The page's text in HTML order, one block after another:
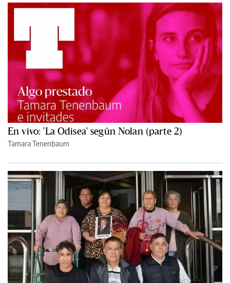
En vivo: 'La Odisea' según Nolan (parte 2)
Tamara Tenenbaum